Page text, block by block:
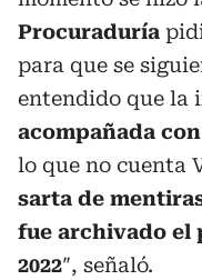
Procuraduría
para que se
entendido que la
acompañada
lo que no cuenta
sarta de
fue archivado el
2022″, señaló.